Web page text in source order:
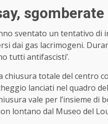
sventato un tentativo di
dai gas lacrimogeni.
tutti antifascisti’.
totale del centro
lanciati nel quadro
vale per l’insieme di
lontano dal Museo del